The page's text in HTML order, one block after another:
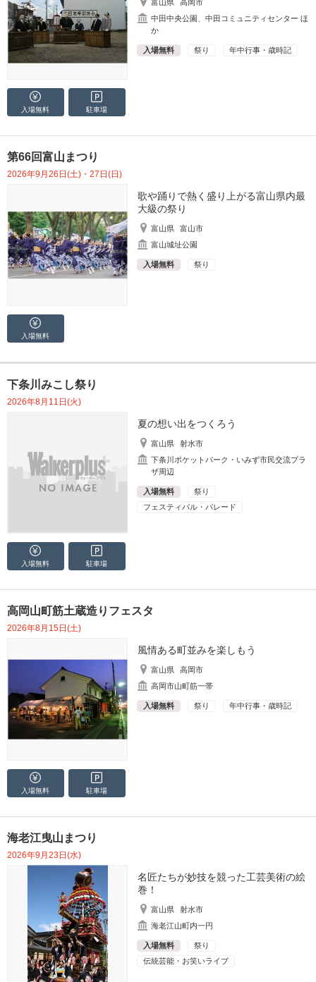
富山県
高岡市
中田中央公園、中田コミュニティセンター ほ
か
入場無料 祭り 年中行事・歳時記
入場無料 駐車場
第66回富山まつり
2026年9月26日(土)・27日(日)
歌や踊りで熱く盛り上がる富山県内最
大級の祭り
富山県
富山市
富山城址公園
入場無料 祭り
入場無料
下条川みこし祭り
2026年8月11日(火)
夏の想い出をつくろう
富山県
射水市
下条川ポケットパーク・いみず市民交流プラ
ザ周辺
入場無料
祭り
フェスティバル・パレード
入場無料 駐車場
高岡山町筋土蔵造りフェスタ
2026年8月15日(土)
風情ある町並みを楽しもう
富山県
高岡市
高岡市山町筋一帯
入場無料 祭り 年中行事・歳時記
入場無料 駐車場
海老江曳山まつり
2026年9月23日(水)
名匠たちが妙技を競った工芸美術の絵
巻！
富山県
射水市
海老江山町内一円
入場無料
祭り
伝統芸能・お笑いライブ